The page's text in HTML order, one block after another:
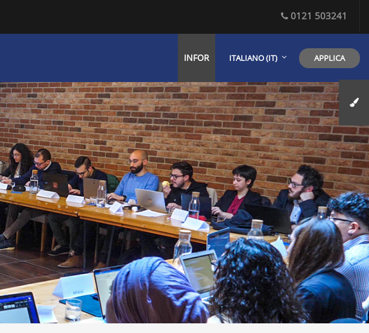
0121 503241
INFOR ITALIANO ‎(IT)‎ APPLICA